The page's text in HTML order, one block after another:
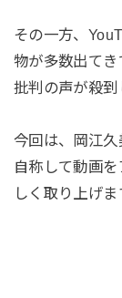
その一方、
物が多数出て
批判の声が殺到
今回は、岡江
自称して動画
しく取り上げま